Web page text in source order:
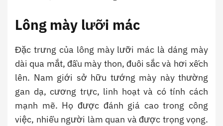
Lông mày lưỡi mác
Đặc trưng của lông mày lưỡi mác là dáng mày
dài qua mắt, đầu mày thon, đuôi sắc và hơi xếch
lên. Nam giới sở hữu tướng mày này thường
gan dạ, cương trực, linh hoạt và có tính cách
mạnh mẽ. Họ được đánh giá cao trong công
việc, nhiều người làm quan và được trọng vọng.